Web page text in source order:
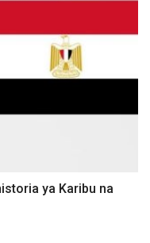
ya Karibu na